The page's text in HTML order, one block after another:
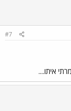
#7
איתו....